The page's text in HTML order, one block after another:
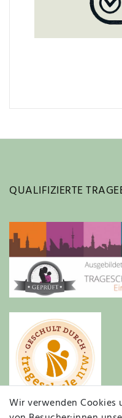
QUALIFIZIERTE
Wir verwenden Cookies